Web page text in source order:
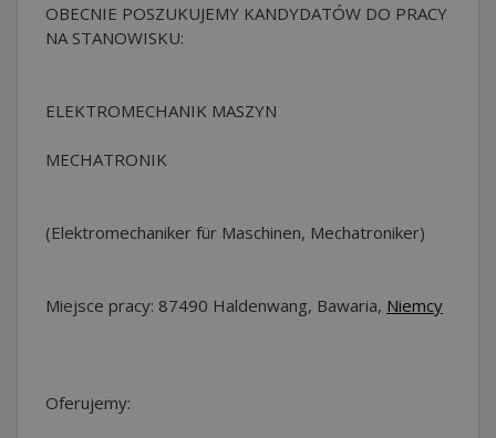
OBECNIE POSZUKUJEMY KANDYDATÓW DO PRACY
NA STANOWISKU:
ELEKTROMECHANIK MASZYN
MECHATRONIK
(Elektromechaniker für Maschinen, Mechatroniker)
Miejsce pracy: 87490 Haldenwang, Bawaria, Niemcy
Oferujemy: